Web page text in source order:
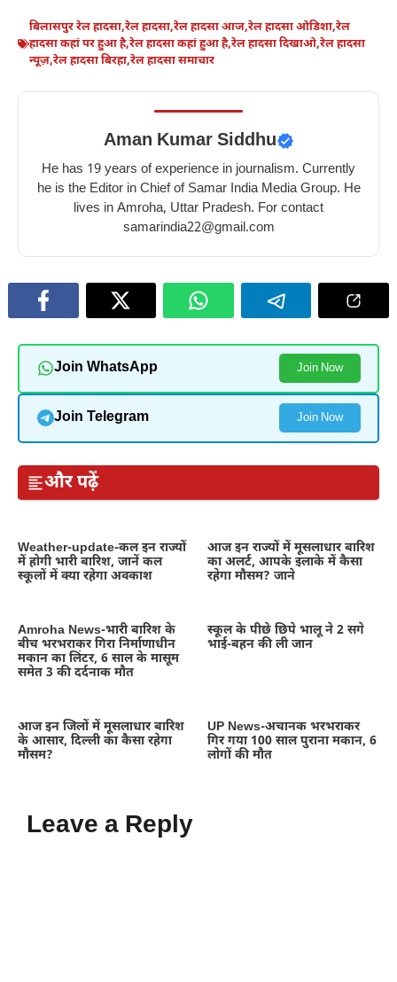
बिलासपुर रेल हादसा,रेल हादसा,रेल हादसा आज,रेल हादसा ओडिशा,रेल
हादसा कहां पर हुआ है,रेल हादसा कहां हुआ है,रेल हादसा दिखाओ,रेल हादसा
न्यूज़,रेल हादसा बिरहा,रेल हादसा समाचार
Aman Kumar Siddhu
He has 19 years of experience in journalism. Currently
he is the Editor in Chief of Samar India Media Group. He
lives in Amroha, Uttar Pradesh. For contact
samarindia22@gmail.com
Join WhatsApp Join Now
Join Telegram Join Now
और पढ़ें
Weather-update-कल इन राज्यों
में होगी भारी बारिश, जानें कल
स्कूलों में क्या रहेगा अवकाश
आज इन राज्यों में मूसलाधार बारिश
का अलर्ट, आपके इलाके में कैसा
रहेगा मौसम? जाने
Amroha News-भारी बारिश के
बीच भरभराकर गिरा निर्माणाधीन
मकान का लिंटर, 6 साल के मासूम
समेत 3 की दर्दनाक मौत
स्कूल के पीछे छिपे भालू ने 2 सगे
भाई-बहन की ली जान
आज इन जिलों में मूसलाधार बारिश
के आसार, दिल्ली का कैसा रहेगा
मौसम?
UP News-अचानक भरभराकर
गिर गया 100 साल पुराना मकान, 6
लोगों की मौत
Leave a Reply